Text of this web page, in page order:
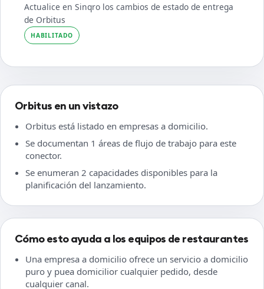
Actualice en Sinqro los cambios de estado de entrega
de Orbitus
HABILITADO
Orbitus en un vistazo
Orbitus está listado en empresas a domicilio.
Se documentan 1 áreas de flujo de trabajo para este
conector.
Se enumeran 2 capacidades disponibles para la
planificación del lanzamiento.
Cómo esto ayuda a los equipos de restaurantes
Una empresa a domicilio ofrece un servicio a domicilio
puro y puea domicilior cualquier pedido, desde
cualquier canal.